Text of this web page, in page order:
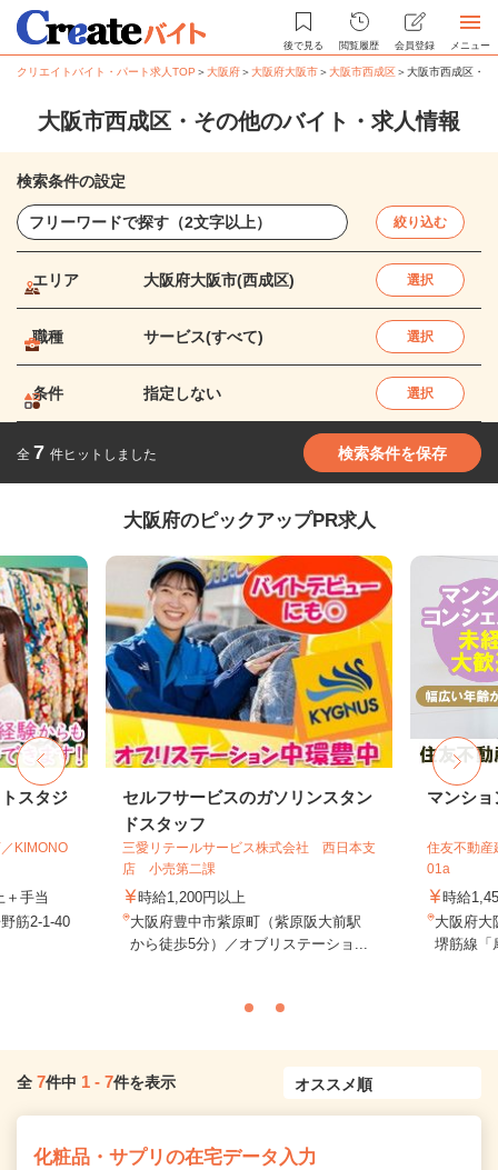
後で見る 閲覧履歴 会員登録 メニュー
クリエイトバイト・パート求人TOP ＞大阪府＞大阪府大阪市＞大阪市西成区＞大阪市西成区・
大阪市西成区・その他のバイト・求人情報
検索条件の設定
絞り込む
エリア 大阪府大阪市(西成区) 選択
職種 サービス(すべて) 選択
条件 指定しない 選択
全 7 件ヒットしました 検索条件を保存
大阪府のピックアップPR求人
スタジ
KIMONO
＋手当
筋2-1-40
セルフサービスのガソリンスタン
ドスタッフ
三愛リテールサービス株式会社 西日本支
店 小売第二課
時給1,200円以上
大阪府豊中市紫原町（紫原阪大前駅
から徒歩5分）／オブリステーショ...
マンシ
住友不動産
01a
時給
大阪府大
堺筋線「
全 7件中 1 - 7件を表示
化粧品・サプリの在宅データ入力